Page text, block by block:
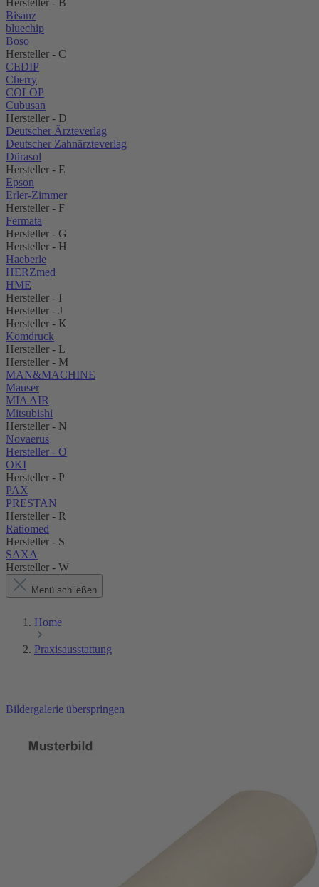
Hersteller - B
Bisanz
bluechip
Boso
Hersteller - C
CEDIP
Cherry
COLOP
Cubusan
Hersteller - D
Deutscher Ärzteverlag
Deutscher Zahnärzteverlag
Dürasol
Hersteller - E
Epson
Erler-Zimmer
Hersteller - F
Fermata
Hersteller - G
Hersteller - H
Haeberle
HERZmed
HME
Hersteller - I
Hersteller - J
Hersteller - K
Komdruck
Hersteller - L
Hersteller - M
MAN&MACHINE
Mauser
MIA AIR
Mitsubishi
Hersteller - N
Novaerus
Hersteller - O
OKI
Hersteller - P
PAX
PRESTAN
Hersteller - R
Ratiomed
Hersteller - S
SAXA
Hersteller - W
Menü schließen
Home
Praxisausstattung
Bildergalerie überspringen